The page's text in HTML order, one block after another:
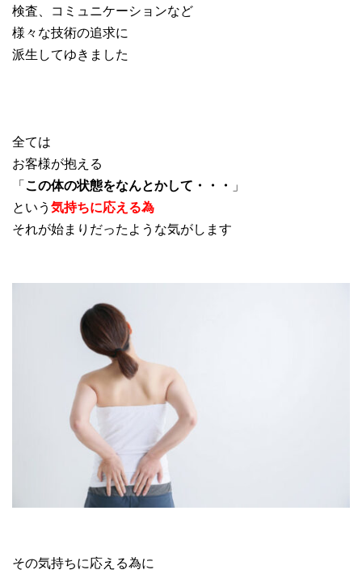
検査、コミュニケーションなど
様々な技術の追求に
派生してゆきました
全ては
お客様が抱える
「この体の状態をなんとかして・・・ 」
という気持ちに応える為
それが始まりだったような気がします
その気持ちに応える為に